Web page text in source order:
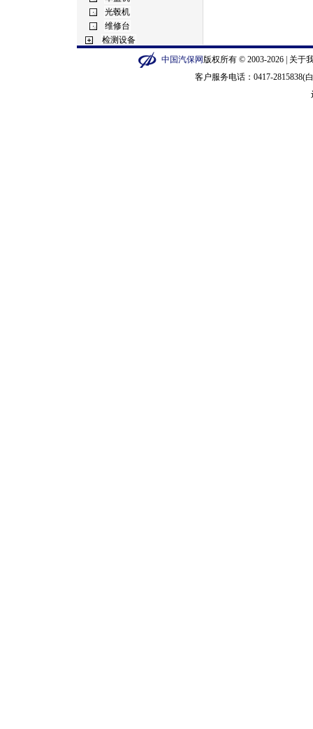
中国汽保网版权所有 © 2003-2026 | 关于
客户服务电话：0417-